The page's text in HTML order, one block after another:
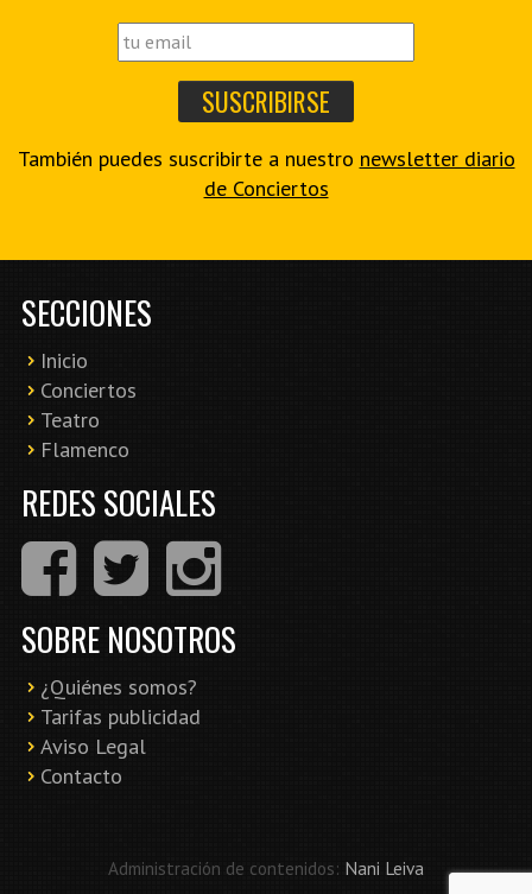
También puedes suscribirte a nuestro newsletter diario
de Conciertos
SECCIONES
Inicio
Conciertos
Teatro
Flamenco
REDES SOCIALES
SOBRE NOSOTROS
¿Quiénes somos?
Tarifas publicidad
Aviso Legal
Contacto
Administración de contenidos: Nani Leiva